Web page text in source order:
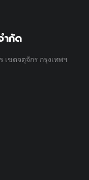
ำกัด
เขตจตุจักร กรุงเทพฯ